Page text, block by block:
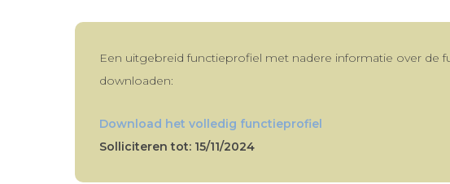
Een uitgebreid functieprofiel met nadere informatie over de
downloaden:
Download het volledig functieprofiel
Solliciteren tot: 15/11/2024